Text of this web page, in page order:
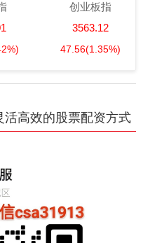
创业板指
3563.12
47.56(1.35%)
活高效的股票配资方式